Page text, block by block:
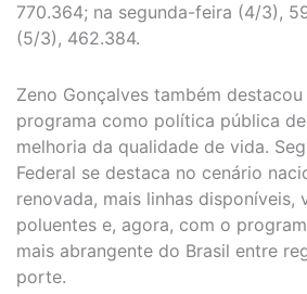
770.364; na segunda-feira (4/3),
(5/3), 462.384.
Zeno Gonçalves também
programa como política pública
melhoria da qualidade de vida.
Federal se destaca no cenário
renovada, mais linhas disponíveis,
poluentes e, agora, com o
mais abrangente do Brasil entre
porte.